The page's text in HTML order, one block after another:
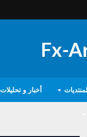
أخبار و تحليلات